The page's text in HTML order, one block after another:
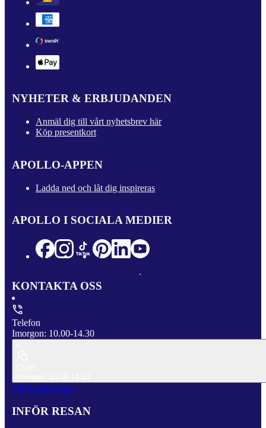
NYHETER & ERBJUDANDEN
Anmäl dig till vårt nyhetsbrev här
Köp presentkort
APOLLO-APPEN
Ladda ned och låt dig inspireras
APOLLO I SOCIALA MEDIER
KONTAKTA OSS
Telefon
Imorgon: 10.00-14.30
Till Kundservice
INFÖR RESAN